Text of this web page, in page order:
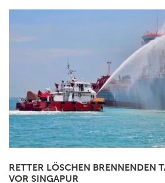
RETTER LÖSCHEN BRENNENDEN
VOR SINGAPUR